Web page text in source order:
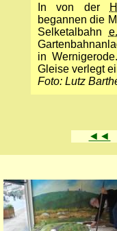
In von der
begannen die
Selketalbahn
in
Gleise verlegt
Foto: Lutz
◄◄